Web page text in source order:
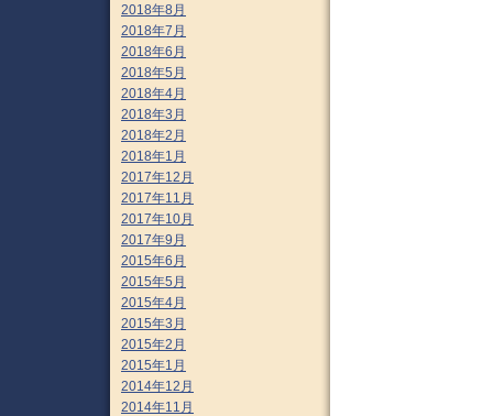
2018年8月
2018年7月
2018年6月
2018年5月
2018年4月
2018年3月
2018年2月
2018年1月
2017年12月
2017年11月
2017年10月
2017年9月
2015年6月
2015年5月
2015年4月
2015年3月
2015年2月
2015年1月
2014年12月
2014年11月